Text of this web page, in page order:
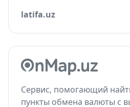
latifa.uz
Сервис, помогающий
пункты обмена валюты с